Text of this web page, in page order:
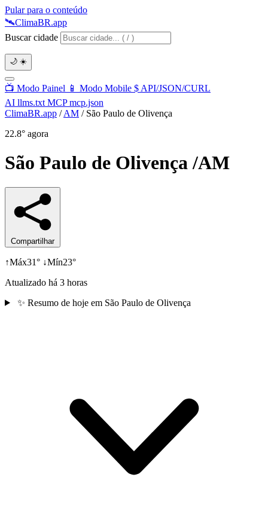
Pular para o conteúdo
🛰️ClimaBR.app
Buscar cidade
🌙 ☀️
📺 Modo Painel 📱 Modo Mobile $ API/JSON/CURL
AI llms.txt MCPmcp.json
ClimaBR.app / AM / São Paulo de Olivença
22.8° agora
São Paulo de Olivença/AM
Compartilhar
↑Máx31° ↓Mín23°
Atualizado há 3 horas
✨ Resumo de hoje em São Paulo de Olivença